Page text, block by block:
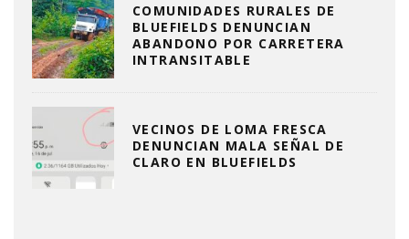
COMUNIDADES RURALES DE
BLUEFIELDS DENUNCIAN
ABANDONO POR CARRETERA
INTRANSITABLE
VECINOS DE LOMA FRESCA
DENUNCIAN MALA SEÑAL DE
CLARO EN BLUEFIELDS